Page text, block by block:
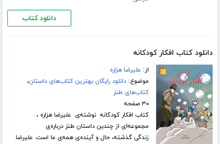
دانلود کتاب
دانلود کتاب افکار کودکانه
از: علیرضا هزاره
موضوع:دانلود رایگان بهترین کتاب‌های داستان،
کتاب‌های طنز
۳۰ صفحه
کتاب افکار کودکانه نوشته‌ی علیرضا هزاره ،
مجموعه‌ای از چندین داستان طنز درباره‌ی
زندگی گذشته، حال و آینده‌ی همه‌ی ما است. علیرضا